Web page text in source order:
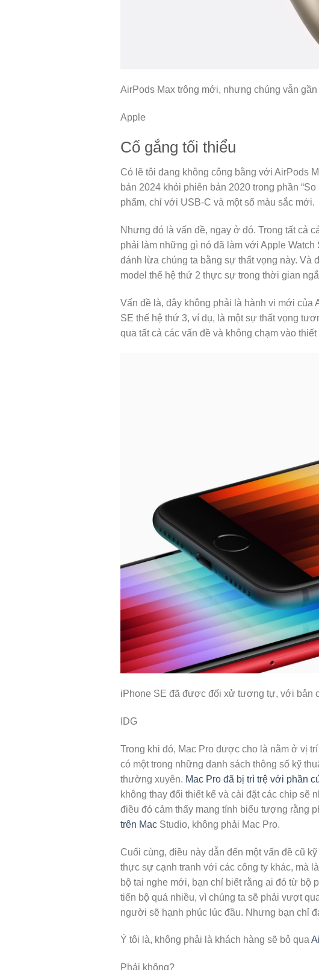
AirPods Max trông mới, nhưng chúng vẫn gần
Apple
Cố gắng tối thiểu
Có lẽ tôi đang không công bằng với AirPods
bản 2024 khỏi phiên bản 2020 trong phần
phẩm, chỉ với USB-C và một số màu sắc mới.
Nhưng đó là vấn đề, ngay ở đó. Trong tất cả
phải làm những gì nó đã làm với Apple
đánh lừa chúng ta bằng sự thất vọng này. Và
model thế hệ thứ 2 thực sự trong thời gian
Vấn đề là, đây không phải là hành vi mới của
SE thế hệ thứ 3, ví dụ, là một sự thất vọng
qua tất cả các vấn đề và không chạm vào thiết
iPhone SE đã được đối xử tương tự, với bản
IDG
Trong khi đó, Mac Pro được cho là nằm ở vị
có một trong những danh sách thông số kỹ
thường xuyên. Mac Pro đã bị trì trệ với phần
không thay đổi thiết kế và cài đặt các chip sẽ
điều đó cảm thấy mang tính biểu tượng rằng
trên MacStudio, không phải Mac Pro.
Cuối cùng, điều này dẫn đến một vấn đề cũ
thực sự cạnh tranh với các công ty khác, mà
bộ tai nghe mới, bạn chỉ biết rằng ai đó từ bộ
tiến bộ quá nhiều, vì chúng ta sẽ phải vượt
người sẽ hạnh phúc lúc đầu. Nhưng bạn chỉ
Ý tôi là, không phải là khách hàng sẽ bỏ qua
Phải không?